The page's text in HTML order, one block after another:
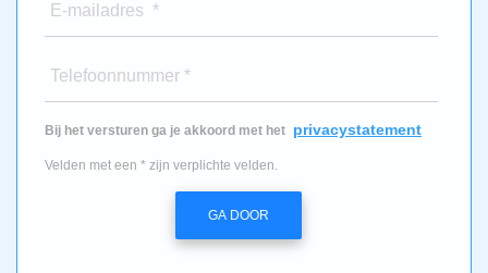
E-mailadres *
Telefoonnummer *
Bij het versturen ga je akkoord met het privacystatement
Velden met een * zijn verplichte velden.
GA DOOR